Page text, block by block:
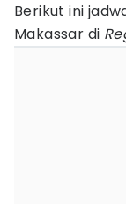
Berikut ini
Makassar di